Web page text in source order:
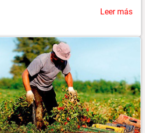
Leer más